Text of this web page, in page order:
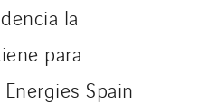
la
para
Spain